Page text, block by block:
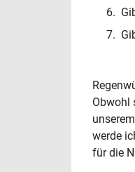
Obwohl
werde
für die